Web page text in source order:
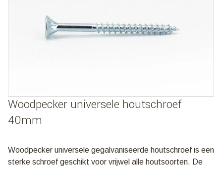
Woodpecker universele houtschroef
40mm
Woodpecker universele gegalvaniseerde houtschroef is een
sterke schroef geschikt voor vrijwel alle houtsoorten. De